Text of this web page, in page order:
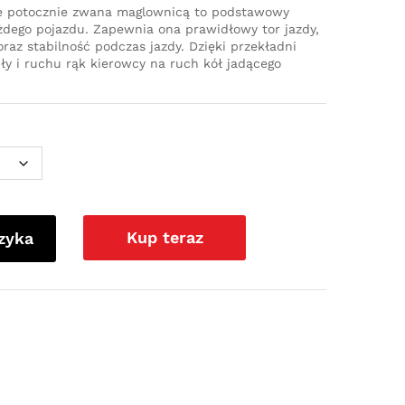
potocznie zwana maglownicą to podstawowy
pojazdu. Zapewnia ona prawidłowy tor jazdy,
stabilność podczas jazdy. Dzięki przekładni
i ruchu rąk kierowcy na ruch kół jadącego
Kup teraz